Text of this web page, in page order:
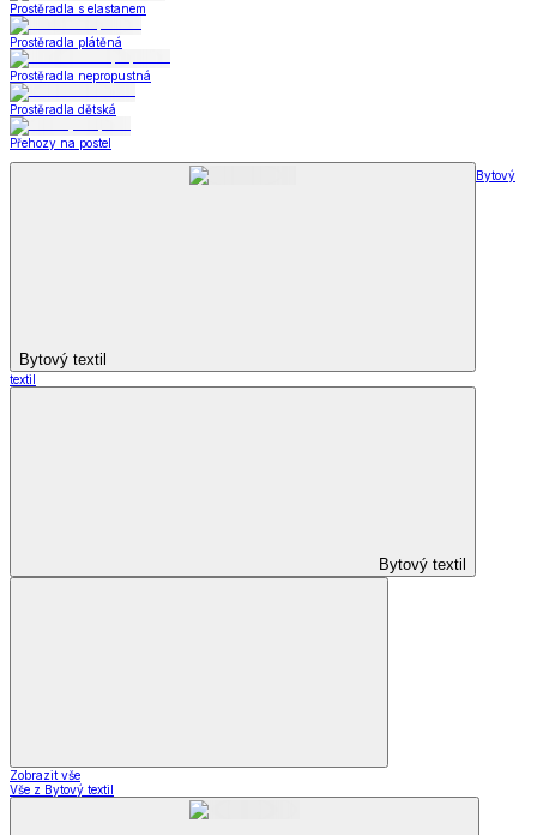
Prostěradla s elastanem
Prostěradla plátěná
Prostěradla nepropustná
Prostěradla dětská
Přehozy na postel
Bytový textil
Bytový
textil
Bytový textil
Zobrazit vše
Vše z Bytový textil